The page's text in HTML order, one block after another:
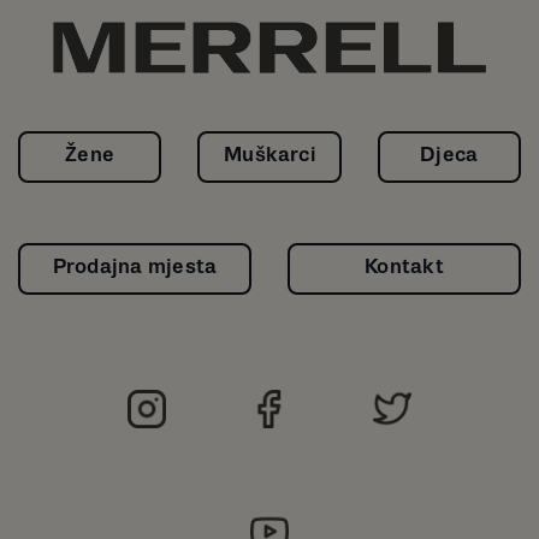
Žene Muškarci Djeca
Prodajna mjesta Kontakt